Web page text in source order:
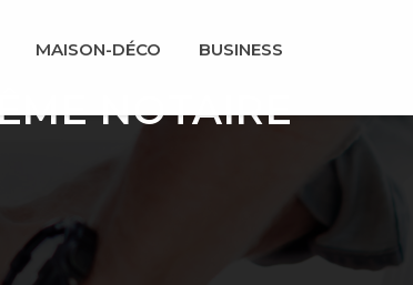
MAISON-DÉCO BUSINESS
NOTAIRE